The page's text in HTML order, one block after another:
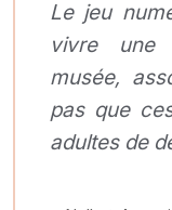
Le jeu
vivre une
musée,
pas que
adultes de